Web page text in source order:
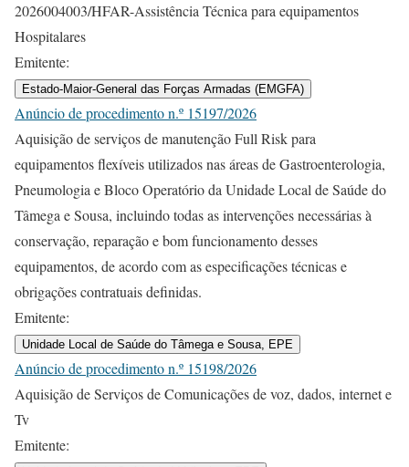
2026004003/HFAR-Assistência Técnica para equipamentos
Hospitalares
Emitente:
Estado-Maior-General das Forças Armadas (EMGFA)
Anúncio de procedimento n.º 15197/2026
Aquisição de serviços de manutenção Full Risk para
equipamentos flexíveis utilizados nas áreas de Gastroenterologia,
Pneumologia e Bloco Operatório da Unidade Local de Saúde do
Tâmega e Sousa, incluindo todas as intervenções necessárias à
conservação, reparação e bom funcionamento desses
equipamentos, de acordo com as especificações técnicas e
obrigações contratuais definidas.
Emitente:
Unidade Local de Saúde do Tâmega e Sousa, EPE
Anúncio de procedimento n.º 15198/2026
Aquisição de Serviços de Comunicações de voz, dados, internet e
Tv
Emitente: